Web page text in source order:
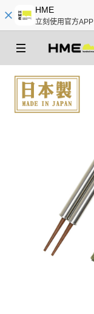
HME
立刻使用官方APP